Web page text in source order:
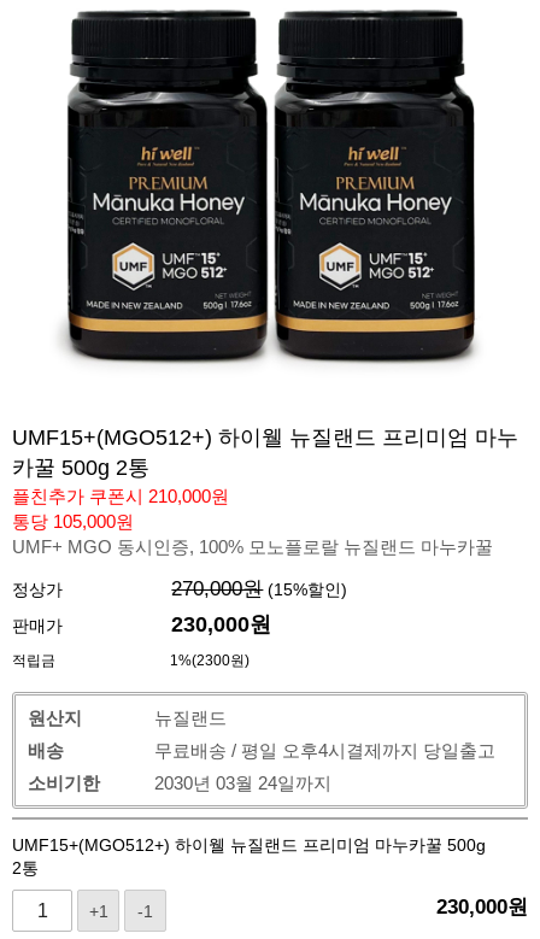
UMF15+(MGO512+) 하이웰 뉴질랜드 프리미엄 마누
카꿀 500g 2통
플친추가 쿠폰시 210,000원
통당 105,000원
UMF+ MGO 동시인증, 100% 모노플로랄 뉴질랜드 마누카꿀
정상가 270,000원 (15%할인)
판매가
230,000원
적립금 1%(2300원)
원산지
뉴질랜드
배송
무료배송 / 평일 오후4시결제까지 당일출고
소비기한
2030년 03월 24일까지
UMF15+(MGO512+) 하이웰 뉴질랜드 프리미엄 마누카꿀 500g
2통
+1 -1 230,000원